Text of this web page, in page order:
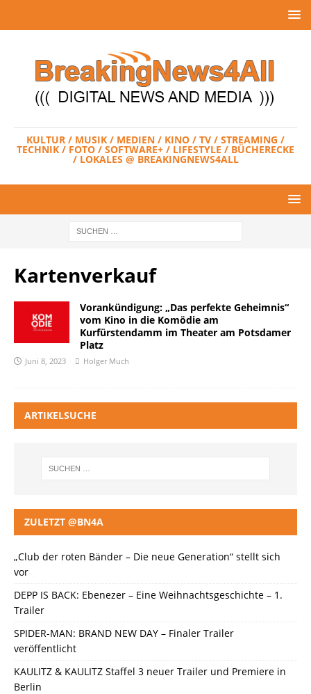
KULTUR / MUSIK / MEDIEN / KINO / TV / STREAMING /
TECHNIK / FOTO / SOFTWARE+ / LIFESTYLE / BÜCHERECKE
/ LOKALES @ BREAKINGNEWS4ALL
Kartenverkauf
Vorankündigung: „Das perfekte Geheimnis“
vom Kino in die Komödie am
Kurfürstendamm im Theater am Potsdamer
Platz
Juni 8, 2023 Holger Much
ARTIKELSUCHE
ZULETZT @BN4A
„Club der roten Bänder – Die neue Generation“ stellt sich
vor
DEPP IS BACK: Ebenezer – Eine Weihnachtsgeschichte – 1.
Trailer
SPIDER-MAN: BRAND NEW DAY – Finaler Trailer
veröffentlicht
KAULITZ & KAULITZ Staffel 3 neuer Trailer und Premiere in
Berlin